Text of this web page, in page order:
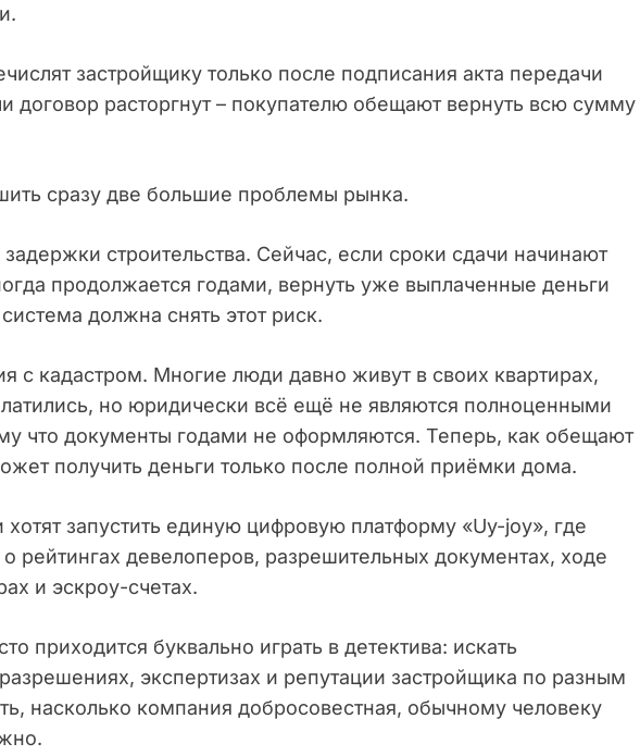
застройщику только после подписания акта передачи
договор расторгнут – покупателю обещают вернуть всю сумму
сразу две большие проблемы рынка.
строительства. Сейчас, если сроки сдачи начинают
продолжается годами, вернуть уже выплаченные деньги
должна снять этот риск.
с кадастром. Многие люди давно живут в своих квартирах,
но юридически всё ещё не являются полноценными
что документы годами не оформляются. Теперь, как обещают
получить деньги только после полной приёмки дома.
запустить единую цифровую платформу «Uy-joy», где
рейтингах девелоперов, разрешительных документах, ходе
и эскроу-счетах.
приходится буквально играть в детектива: искать
экспертизах и репутации застройщика по разным
насколько компания добросовестная, обычному человеку